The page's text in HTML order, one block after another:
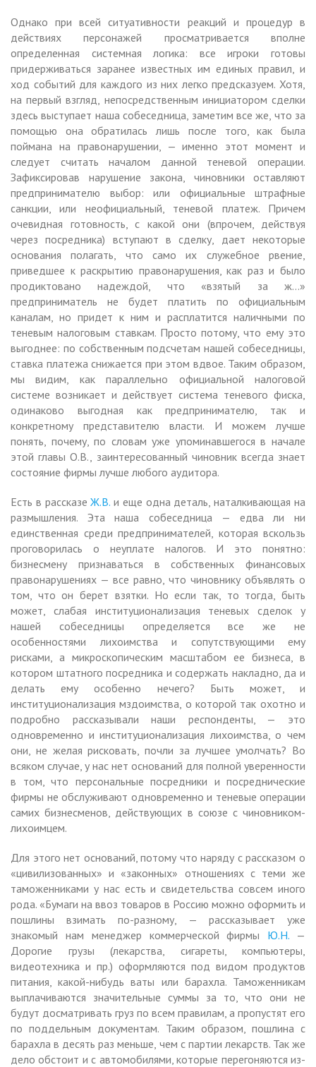
Однако при всей ситуативности реакций и процедур в
действиях персонажей просматривается вполне
определенная системная логика: все игроки готовы
придерживаться заранее известных им единых правил, и
ход событий для каждого из них легко предсказуем. Хотя,
на первый взгляд, непосредственным инициатором сделки
здесь выступает наша собеседница, заметим все же, что за
помощью она обратилась лишь после того, как была
поймана на правонарушении, — именно этот момент и
следует считать началом данной теневой операции.
Зафиксировав нарушение закона, чиновники оставляют
предпринимателю выбор: или официальные штрафные
санкции, или неофициальный, теневой платеж. Причем
очевидная готовность, с какой они (впрочем, действуя
через посредника) вступают в сделку, дает некоторые
основания полагать, что само их служебное рвение,
приведшее к раскрытию правонарушения, как раз и было
продиктовано надеждой, что «взятый за ж…»
предприниматель не будет платить по официальным
каналам, но придет к ним и расплатится наличными по
теневым налоговым ставкам. Просто потому, что ему это
выгоднее: по собственным подсчетам нашей собеседницы,
ставка платежа снижается при этом вдвое. Таким образом,
мы видим, как параллельно официальной налоговой
системе возникает и действует система теневого фиска,
одинаково выгодная как предпринимателю, так и
конкретному представителю власти. И можем лучше
понять, почему, по словам уже упоминавшегося в начале
этой главы О.В., заинтересованный чиновник всегда знает
состояние фирмы лучше любого аудитора.
Есть в рассказеЖ.В. и еще одна деталь, наталкивающая на
размышления. Эта наша собеседница — едва ли ни
единственная среди предпринимателей, которая вскользь
проговорилась о неуплате налогов. И это понятно:
бизнесмену признаваться в собственных финансовых
правонарушениях — все равно, что чиновнику объявлять о
том, что он берет взятки. Но если так, то тогда, быть
может, слабая институционализация теневых сделок у
нашей собеседницы определяется все же не
особенностями лихоимства и сопутствующими ему
рисками, а микроскопическим масштабом ее бизнеса, в
котором штатного посредника и содержать накладно, да и
делать ему особенно нечего? Быть может, и
институционализация мздоимства, о которой так охотно и
подробно рассказывали наши респонденты, — это
одновременно и институционализация лихоимства, о чем
они, не желая рисковать, почли за лучшее умолчать? Во
всяком случае, у нас нет оснований для полной уверенности
в том, что персональные посредники и посреднические
фирмы не обслуживают одновременно и теневые операции
самих бизнесменов, действующих в союзе с чиновником-
лихоимцем.
Для этого нет оснований, потому что наряду с рассказом о
«цивилизованных» и «законных» отношениях с теми же
таможенниками у нас есть и свидетельства совсем иного
рода. «Бумаги на ввоз товаров в Россию можно оформить и
пошлины взимать по-разному, — рассказывает уже
знакомый нам менеджер коммерческой фирмы Ю.Н. —
Дорогие грузы (лекарства, сигареты, компьютеры,
видеотехника и пр.) оформляются под видом продуктов
питания, какой-нибудь ваты или барахла. Таможенникам
выплачиваются значительные суммы за то, что они не
будут досматривать груз по всем правилам, а пропустят его
по поддельным документам. Таким образом, пошлина с
барахла в десять раз меньше, чем с партии лекарств. Так же
дело обстоит и с автомобилями, которые перегоняются из-